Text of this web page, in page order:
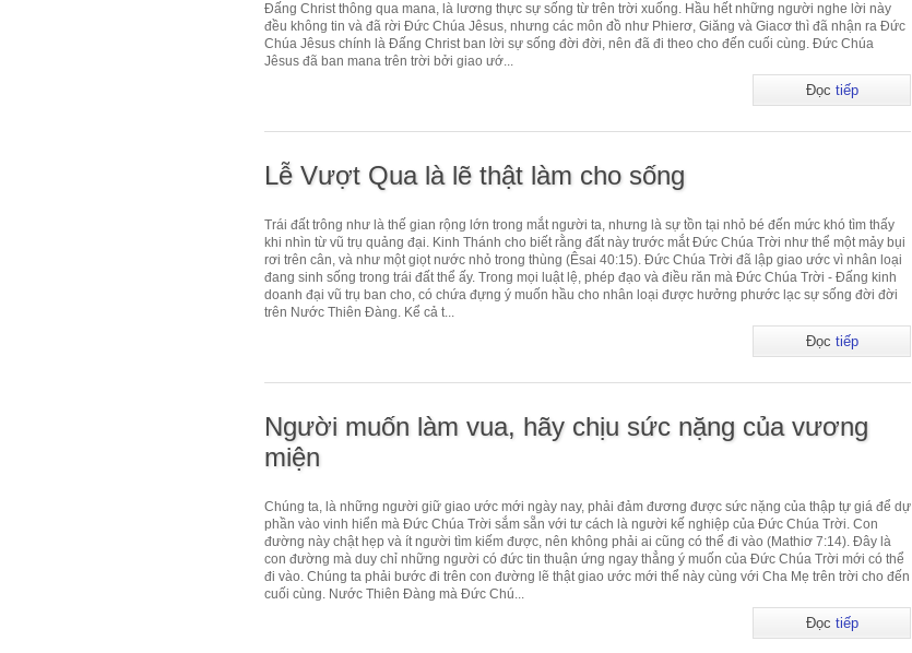
Đấng Christ thông qua mana, là lương thực sự sống từ trên trời xuống. Hầu hết những người nghe lời này
đều không tin và đã rời Đức Chúa Jêsus, nhưng các môn đồ như Phierơ, Giăng và Giacơ thì đã nhận ra Đức
Chúa Jêsus chính là Đấng Christ ban lời sự sống đời đời, nên đã đi theo cho đến cuối cùng. Đức Chúa
Jêsus đã ban mana trên trời bởi giao ướ...
Đọc tiếp
Lễ Vượt Qua là lẽ thật làm cho sống
Trái đất trông như là thế gian rộng lớn trong mắt người ta, nhưng là sự tồn tại nhỏ bé đến mức khó tìm thấy
khi nhìn từ vũ trụ quảng đại. Kinh Thánh cho biết rằng đất này trước mắt Đức Chúa Trời như thể một mảy bụi
rơi trên cân, và như một giọt nước nhỏ trong thùng (Êsai 40:15). Đức Chúa Trời đã lập giao ước vì nhân loại
đang sinh sống trong trái đất thể ấy. Trong mọi luật lệ, phép đạo và điều răn mà Đức Chúa Trời - Đấng kinh
doanh đại vũ trụ ban cho, có chứa đựng ý muốn hầu cho nhân loại được hưởng phước lạc sự sống đời đời
trên Nước Thiên Đàng. Kể cả t...
Đọc tiếp
Người muốn làm vua, hãy chịu sức nặng của vương
miện
Chúng ta, là những người giữ giao ước mới ngày nay, phải đảm đương được sức nặng của thập tự giá để dự
phần vào vinh hiển mà Đức Chúa Trời sắm sẵn với tư cách là người kế nghiệp của Đức Chúa Trời. Con
đường này chật hẹp và ít người tìm kiếm được, nên không phải ai cũng có thể đi vào (Mathiơ 7:14). Đây là
con đường mà duy chỉ những người có đức tin thuận ứng ngay thẳng ý muốn của Đức Chúa Trời mới có thể
đi vào. Chúng ta phải bước đi trên con đường lẽ thật giao ước mới thể này cùng với Cha Mẹ trên trời cho đến
cuối cùng. Nước Thiên Đàng mà Đức Chú...
Đọc tiếp